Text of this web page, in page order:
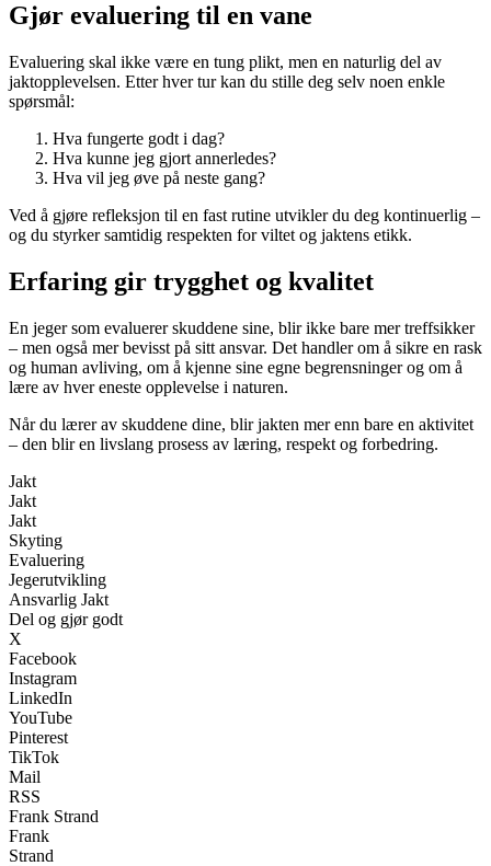
Gjør evaluering til en vane
Evaluering skal ikke være en tung plikt, men en naturlig del av
jaktopplevelsen. Etter hver tur kan du stille deg selv noen enkle
spørsmål:
Hva fungerte godt i dag?
Hva kunne jeg gjort annerledes?
Hva vil jeg øve på neste gang?
Ved å gjøre refleksjon til en fast rutine utvikler du deg kontinuerlig –
og du styrker samtidig respekten for viltet og jaktens etikk.
Erfaring gir trygghet og kvalitet
En jeger som evaluerer skuddene sine, blir ikke bare mer treffsikker
– men også mer bevisst på sitt ansvar. Det handler om å sikre en rask
og human avliving, om å kjenne sine egne begrensninger og om å
lære av hver eneste opplevelse i naturen.
Når du lærer av skuddene dine, blir jakten mer enn bare en aktivitet
– den blir en livslang prosess av læring, respekt og forbedring.
Jakt
Jakt
Jakt
Skyting
Evaluering
Jegerutvikling
Ansvarlig Jakt
Del og gjør godt
X
Facebook
Instagram
LinkedIn
YouTube
Pinterest
TikTok
Mail
RSS
Frank Strand
Frank
Strand